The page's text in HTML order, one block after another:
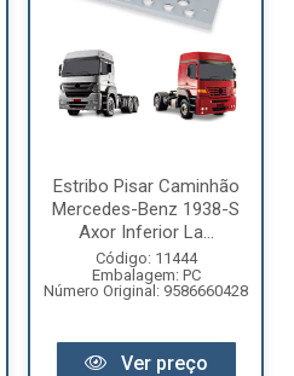
Estribo Pisar Caminhão
Mercedes-Benz 1938-S
Axor Inferior La...
Código: 11444
Embalagem: PC
Número Original: 9586660428
Ver preço